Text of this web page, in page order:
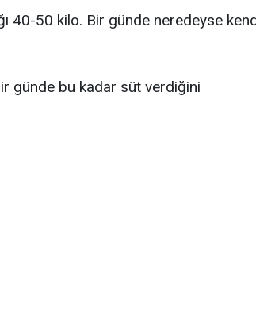
40-50 kilo. Bir günde neredeyse
günde bu kadar süt verdiğini